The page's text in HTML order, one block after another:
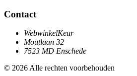
Contact
WebwinkelKeur
Moutlaan 32
7523 MD Enschede
© 2026 Alle rechten voorbehouden